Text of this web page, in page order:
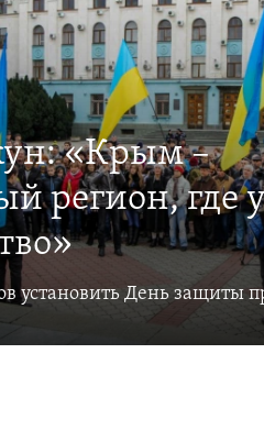
«Крым –
регион, где
установить День защиты